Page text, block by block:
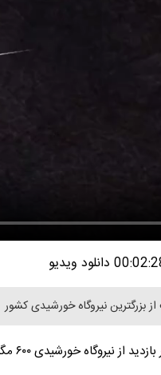
دانلود ویدیو
نیروگاه خورشیدی کشور